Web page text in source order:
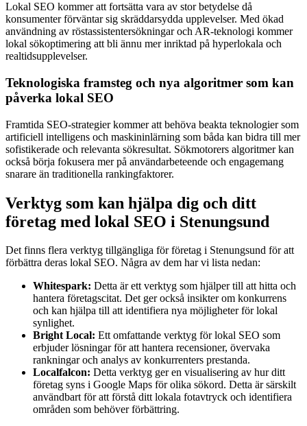
Lokal SEO kommer att fortsätta vara av stor betydelse då
konsumenter förväntar sig skräddarsydda upplevelser. Med ökad
användning av röstassistentersökningar och AR-teknologi kommer
lokal sökoptimering att bli ännu mer inriktad på hyperlokala och
realtidsupplevelser.
Teknologiska framsteg och nya algoritmer som kan
påverka lokal SEO
Framtida SEO-strategier kommer att behöva beakta teknologier som
artificiell intelligens och maskininlärning som båda kan bidra till mer
sofistikerade och relevanta sökresultat. Sökmotorers algoritmer kan
också börja fokusera mer på användarbeteende och engagemang
snarare än traditionella rankingfaktorer.
Verktyg som kan hjälpa dig och ditt
företag med lokal SEO i Stenungsund
Det finns flera verktyg tillgängliga för företag i Stenungsund för att
förbättra deras lokal SEO. Några av dem har vi lista nedan:
Whitespark: Detta är ett verktyg som hjälper till att hitta och
hantera företagscitat. Det ger också insikter om konkurrens
och kan hjälpa till att identifiera nya möjligheter för lokal
synlighet.
Bright Local: Ett omfattande verktyg för lokal SEO som
erbjuder lösningar för att hantera recensioner, övervaka
rankningar och analys av konkurrenters prestanda.
Localfalcon: Detta verktyg ger en visualisering av hur ditt
företag syns i Google Maps för olika sökord. Detta är särskilt
användbart för att förstå ditt lokala fotavtryck och identifiera
områden som behöver förbättring.